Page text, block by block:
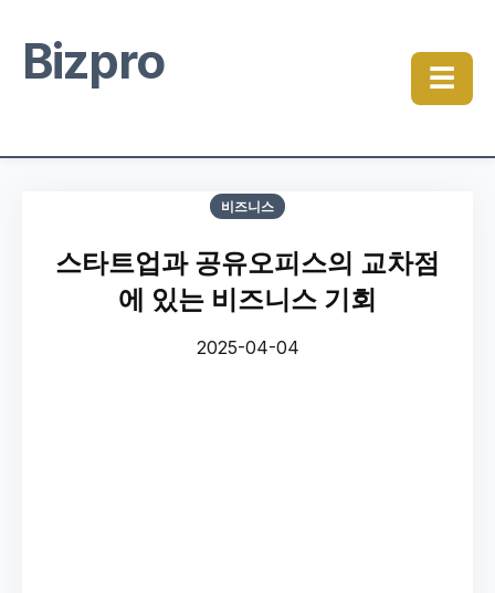
Bizpro ☰
비즈니스
스타트업과 공유오피스의 교차점
에 있는 비즈니스 기회
2025-04-04